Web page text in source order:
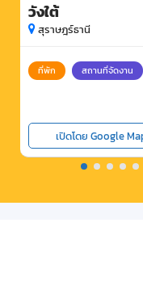
วังใต้
สุราษฎร์ธานี
ที่พัก สถานที่จัดงาน
เปิดโดย Google